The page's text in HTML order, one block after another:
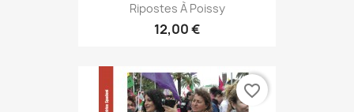
Ripostes À Poissy
12,00 €
favorite_border